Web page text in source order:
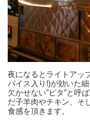
夜になるとライトアッ
パイス入り!)が効いた
欠かせない”ピタ”と呼
だ子羊肉やチキン、そ
食感を頂きます。